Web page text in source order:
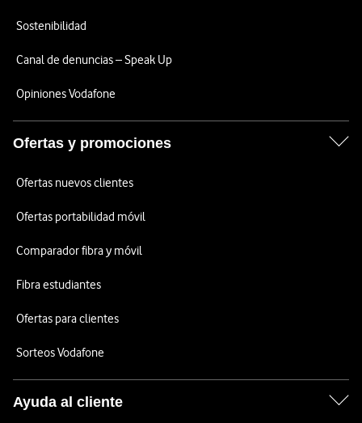
Sostenibilidad
Canal de denuncias – Speak Up
Opiniones Vodafone
Ofertas y promociones
Ofertas nuevos clientes
Ofertas portabilidad móvil
Comparador fibra y móvil
Fibra estudiantes
Ofertas para clientes
Sorteos Vodafone
Ayuda al cliente